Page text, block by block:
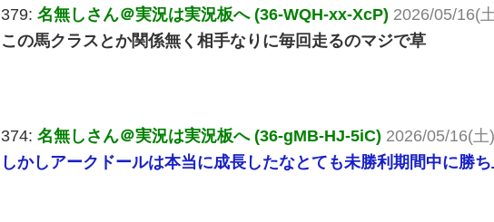
379: 名無しさん＠実況は実況板へ (36-WQH-xx-XcP) 2026/05/16(
この馬クラスとか関係無く相手なりに毎回走るのマジで草
374: 名無しさん＠実況は実況板へ (36-gMB-HJ-5iC) 2026/05/16(
しかしアークドールは本当に成長したなとても未勝利期間中に勝